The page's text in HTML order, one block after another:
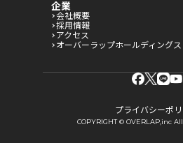
企業
会社概要
採用情報
アクセス
オーバーラップホールディングス
プライバシーポ
COPYRIGHT © OVERLAP,inc